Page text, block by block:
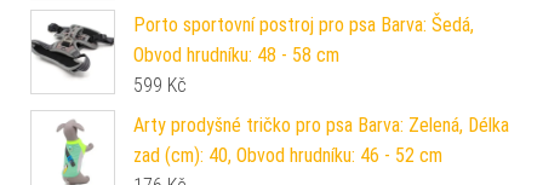
Porto sportovní postroj pro psa Barva: Šedá,
Obvod hrudníku: 48 - 58 cm
599 Kč
Arty prodyšné tričko pro psa Barva: Zelená, Délka
zad (cm): 40, Obvod hrudníku: 46 - 52 cm